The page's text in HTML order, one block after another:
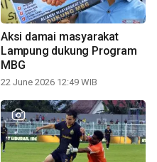
Aksi damai masyarakat
Lampung dukung Program
MBG
22 June 2026 12:49 WIB